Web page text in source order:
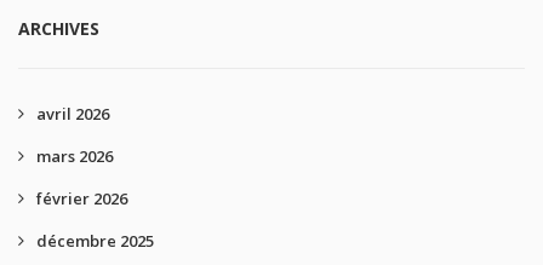
ARCHIVES
avril 2026
mars 2026
février 2026
décembre 2025